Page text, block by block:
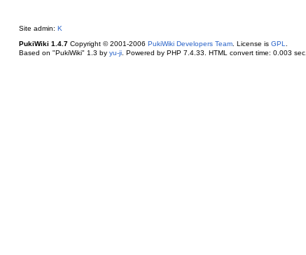
Site admin: K
PukiWiki 1.4.7Copyright © 2001-2006 PukiWiki Developers Team. License is GPL
Based on "PukiWiki" 1.3 by yu-ji. Powered by PHP 7.4.33. HTML convert time: 0.003 sec.